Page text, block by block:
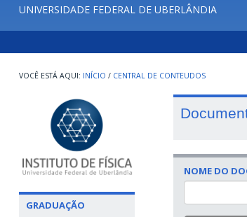
UNIVERSIDADE FEDERAL DE UBERLÂNDIA
INÍCIO / CENTRAL DE CONTEUDOS
GRADUAÇÃO
NOME DO